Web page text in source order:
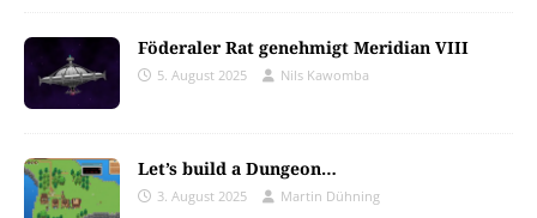
Föderaler Rat genehmigt Meridian VIII
5. August 2025 Nils Kawomba
Let’s build a Dungeon…
3. August 2025 Martin Dühning